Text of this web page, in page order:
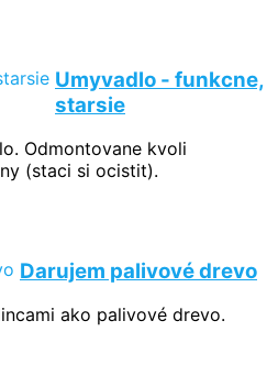
Umyvadlo - funkcne,
starsie
Odmontovane kvoli
(staci si ocistit).
Darujem palivové drevo
ako palivové drevo.